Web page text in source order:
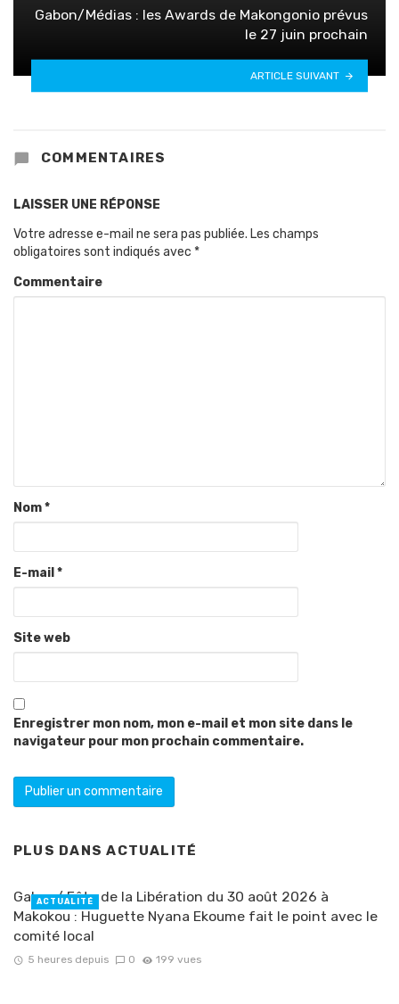
Gabon/Médias : les Awards de Makongonio prévus
le 27 juin prochain
ARTICLE SUIVANT
COMMENTAIRES
LAISSER UNE RÉPONSE
Votre adresse e-mail ne sera pas publiée. Les champs
obligatoires sont indiqués avec *
Commentaire
Nom*
E-mail *
Site web
Enregistrer mon nom, mon e-mail et mon site dans le
navigateur pour mon prochain commentaire.
PLUS DANSACTUALITÉ
Gabon/ Fête de la Libération du 30 août 2026 à
Makokou : Huguette Nyana Ekoume fait le point avec le
comité local
5 heures depuis 0 199 vues
ACTUALITÉ